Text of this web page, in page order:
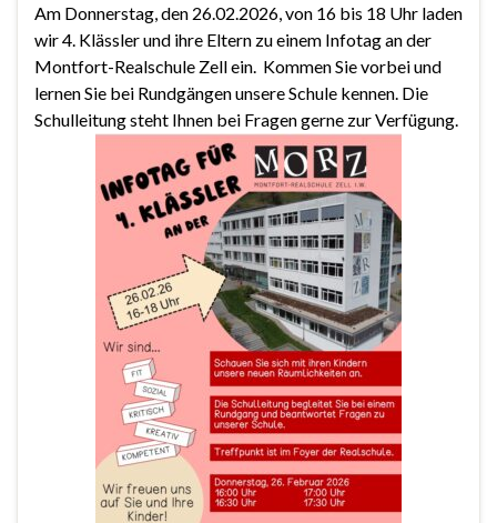
Am Donnerstag, den 26.02.2026, von 16 bis 18 Uhr laden
wir 4. Klässler und ihre Eltern zu einem Infotag an der
Montfort-Realschule Zell ein. Kommen Sie vorbei und
lernen Sie bei Rundgängen unsere Schule kennen. Die
Schulleitung steht Ihnen bei Fragen gerne zur Verfügung.